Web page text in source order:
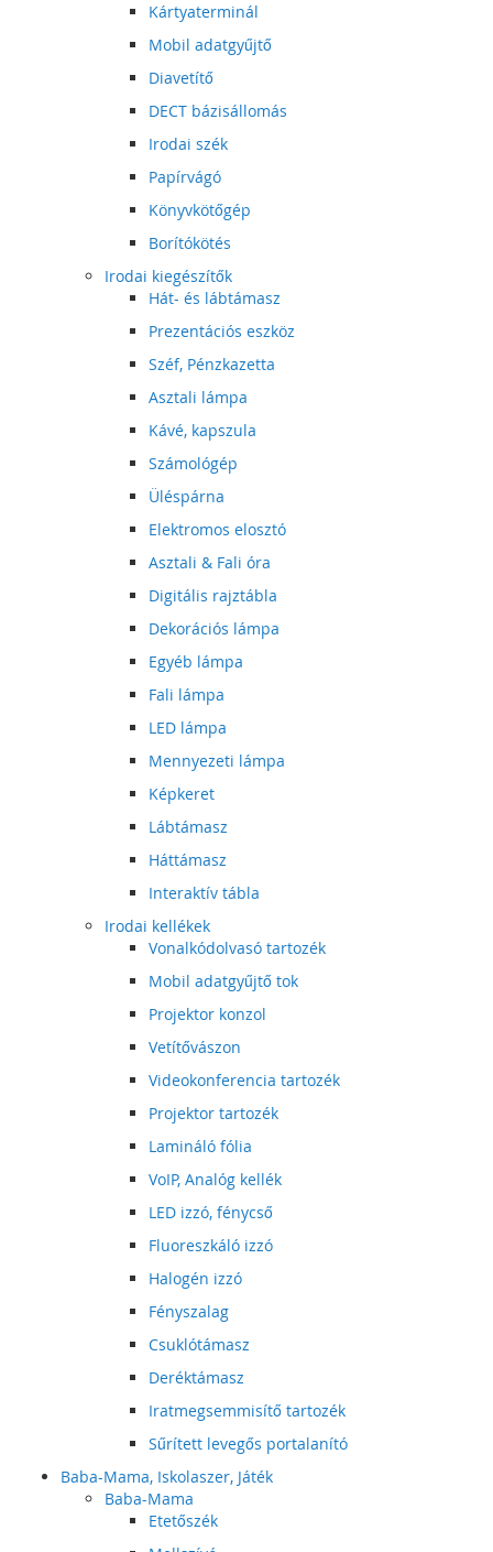
Kártyaterminál
Mobil adatgyűjtő
Diavetítő
DECT bázisállomás
Irodai szék
Papírvágó
Könyvkötőgép
Borítókötés
Irodai kiegészítők
Hát- és lábtámasz
Prezentációs eszköz
Széf, Pénzkazetta
Asztali lámpa
Kávé, kapszula
Számológép
Üléspárna
Elektromos elosztó
Asztali & Fali óra
Digitális rajztábla
Dekorációs lámpa
Egyéb lámpa
Fali lámpa
LED lámpa
Mennyezeti lámpa
Képkeret
Lábtámasz
Háttámasz
Interaktív tábla
Irodai kellékek
Vonalkódolvasó tartozék
Mobil adatgyűjtő tok
Projektor konzol
Vetítővászon
Videokonferencia tartozék
Projektor tartozék
Lamináló fólia
VoIP, Analóg kellék
LED izzó, fénycső
Fluoreszkáló izzó
Halogén izzó
Fényszalag
Csuklótámasz
Deréktámasz
Iratmegsemmisítő tartozék
Sűrített levegős portalanító
Baba-Mama, Iskolaszer, Játék
Baba-Mama
Etetőszék